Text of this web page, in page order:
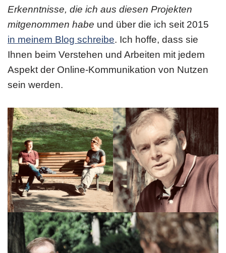
Erkenntnisse, die ich aus diesen Projekten
mitgenommen habe und über die ich seit 2015
in meinem Blog schreibe. Ich hoffe, dass sie
Ihnen beim Verstehen und Arbeiten mit jedem
Aspekt der Online-Kommunikation von Nutzen
sein werden.